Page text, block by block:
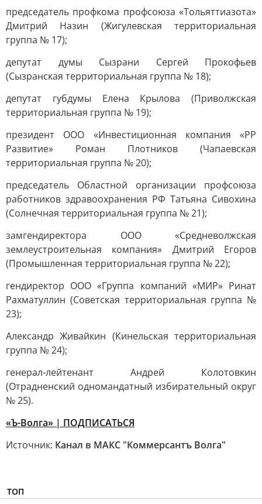
председатель профкома профсоюза «Тольяттиазота»
Дмитрий Назин (Жигулевская территориальная
группа № 17);
депутат думы Сызрани Сергей Прокофьев
(Сызранская территориальная группа № 18);
депутат губдумы Елена Крылова (Приволжская
территориальная группа № 19);
президент ООО «Инвестиционная компания «РР
Развитие» Роман Плотников (Чапаевская
территориальная группа № 20);
председатель Областной организации профсоюза
работников здравоохранения РФ Татьяна Сивохина
(Солнечная территориальная группа № 21);
замгендиректора ООО «Средневолжская
землеустроительная компания» Дмитрий Егоров
(Промышленная территориальная группа № 22);
гендиректор ООО «Группа компаний «МИР» Ринат
Рахматуллин (Советская территориальная группа №
23);
Александр Живайкин (Кинельская территориальная
группа № 24);
генерал-лейтенант Андрей Колотовкин
(Отрадненский одномандатный избирательный округ
№ 25).
«Ъ-Волга» | ПОДПИСАТЬСЯ
Источник: Канал в МАКС "Коммерсантъ Волга"
ТОП